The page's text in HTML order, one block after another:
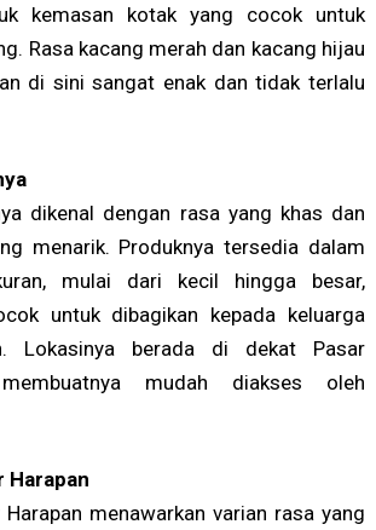
kemasan kotak yang cocok untuk
Rasa kacang merah dan kacang hijau
di sini sangat enak dan tidak terlalu
dikenal dengan rasa yang khas dan
menarik. Produknya tersedia dalam
mulai dari kecil hingga besar,
untuk dibagikan kepada keluarga
Lokasinya berada di dekat Pasar
mudah diakses oleh
Harapan
Harapan menawarkan varian rasa yang